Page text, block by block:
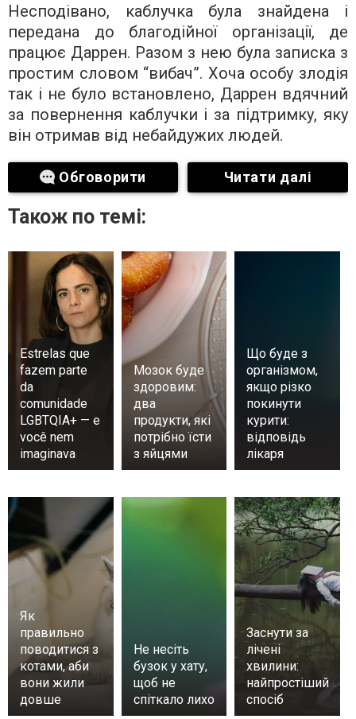
Несподівано, каблучка була знайдена і
передана до благодійної організації, де
працює Даррен. Разом з нею була записка з
простим словом “вибач”. Хоча особу злодія
так і не було встановлено, Даррен вдячний
за повернення каблучки і за підтримку, яку
він отримав від небайдужих людей.
Обговорити Читати далі
Також по темі:
Estrelas que
fazem parte
da
comunidade
LGBTQIA+ — e
você nem
imaginava
Мозок буде
здоровим:
два
продукти, які
потрібно їсти
з яйцями
Що буде з
організмом,
якщо різко
покинути
курити:
відповідь
лікаря
Як
правильно
поводитися з
котами, аби
вони жили
довше
Не несіть
бузок у хату,
щоб не
спіткало лихо
Заснути за
лічені
хвилини:
найпростіший
спосіб